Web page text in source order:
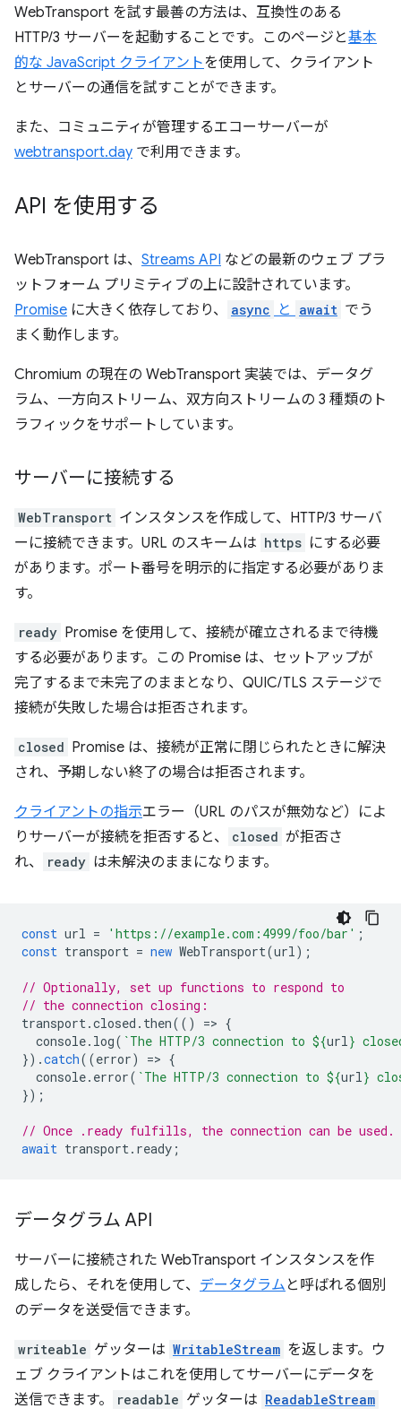
WebTransport を試す最善の方法は、互換性のある
HTTP/3 サーバーを起動することです。このページと基本
的な JavaScript クライアントを使用して、クライアント
とサーバーの通信を試すことができます。
また、コミュニティが管理するエコーサーバーが
webtransport.day で利用できます。
API を使用する
WebTransport は、 Streams API などの最新のウェブ プラ
ットフォーム プリミティブの上に設計されています。
Promise に大きく依存しており、 async と await でう
まく動作します。
Chromium の現在の WebTransport 実装では、データグ
ラム、一方向ストリーム、双方向ストリームの 3 種類のト
ラフィックをサポートしています。
サーバーに接続する
WebTransport インスタンスを作成して、HTTP/3 サーバ
ーに接続できます。URL のスキームは https にする必要
があります。ポート番号を明示的に指定する必要がありま
す。
ready Promise を使用して、接続が確立されるまで待機
する必要があります。この Promise は、セットアップが
完了するまで未完了のままとなり、QUIC/TLS ステージで
接続が失敗した場合は拒否されます。
closed Promise は、接続が正常に閉じられたときに解決
され、予期しない終了の場合は拒否されます。
クライアントの指示エラー（URL のパスが無効など）によ
りサーバーが接続を拒否すると、
closed が拒否さ
れ、
ready は未解決のままになります。
const url = 'https://example.com:4999/foo/bar' ;
const transport = new WebTransport(url);
// Optionally, set up functions to respond to
// the connection closing:
transport.closed . then(() => {
console. log( `The HTTP/3 connection to ${url}
}).catch((error) => {
console. error( `The HTTP/3 connection to ${url}
});
// Once .ready fulfills, the connection can be used.
await transport. ready ;
データグラム API
サーバーに接続された WebTransport インスタンスを作
成したら、それを使用して、 データグラム と呼ばれる個別
のデータを送受信できます。
writeable ゲッターは WritableStream を返します。ウ
ェブ クライアントはこれを使用してサーバーにデータを
送信できます。
readable ゲッターは ReadableStream